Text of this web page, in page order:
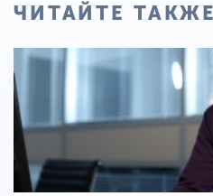
ЧИТАЙТЕ ТАКЖЕ